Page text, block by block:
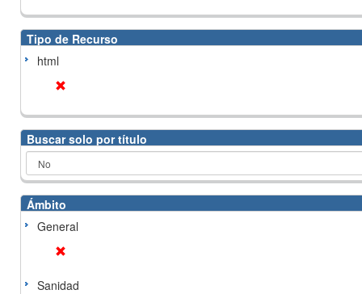
Tipo de Recurso
html
Buscar solo por título
Ámbito
General
Sanidad